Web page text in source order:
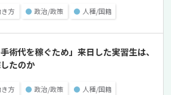
方 ● 政治/政策 ● 人種/国籍
手術代を稼ぐため」来日した実習生は、
たのか
方 ● 政治/政策 ● 人種/国籍